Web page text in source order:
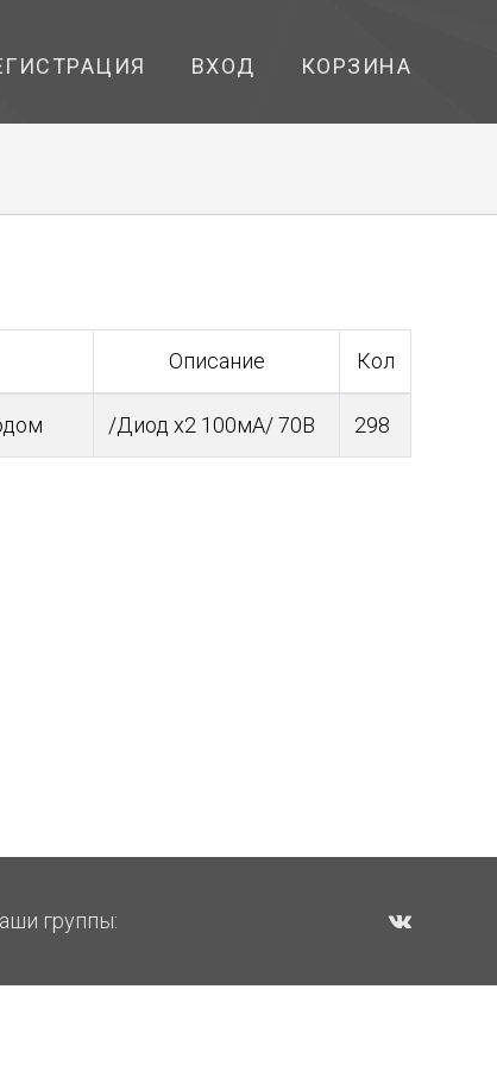
ВХОД КОРЗИНА
Описание Кол
/Диод х2 100мА/ 70В 298
группы: